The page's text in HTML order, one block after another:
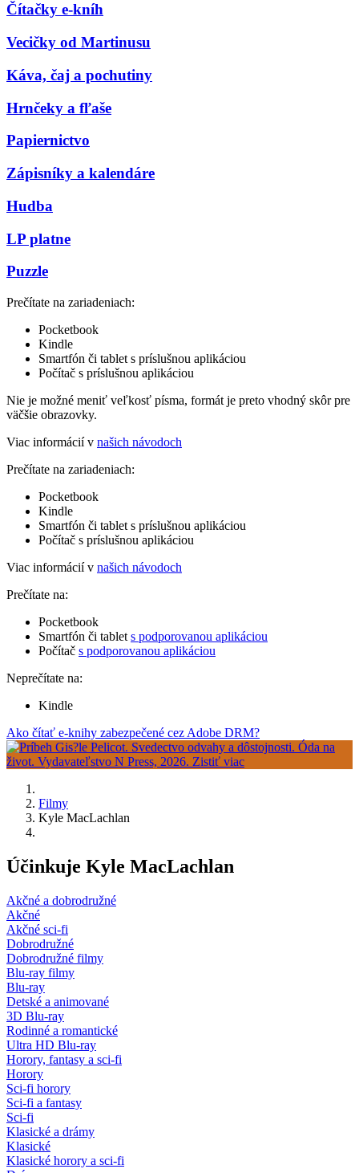
Čítačky e-kníh
Vecičky od Martinusu
Káva, čaj a pochutiny
Hrnčeky a fľaše
Papiernictvo
Zápisníky a kalendáre
Hudba
LP platne
Puzzle
Prečítate na zariadeniach:
Pocketbook
Kindle
Smartfón či tablet s príslušnou aplikáciou
Počítač s príslušnou aplikáciou
Nie je možné meniť veľkosť písma, formát je preto vhodný skôr pre
väčšie obrazovky.
Viac informácií v našich návodoch
Prečítate na zariadeniach:
Pocketbook
Kindle
Smartfón či tablet s príslušnou aplikáciou
Počítač s príslušnou aplikáciou
Viac informácií v našich návodoch
Prečítate na:
Pocketbook
Smartfón či tablet s podporovanou aplikáciou
Počítač s podporovanou aplikáciou
Neprečítate na:
Kindle
Ako čítať e-knihy zabezpečené cez Adobe DRM?
Filmy
Kyle MacLachlan
Účinkuje Kyle MacLachlan
Akčné a dobrodružné
Akčné
Akčné sci-fi
Dobrodružné
Dobrodružné filmy
Blu-ray filmy
Blu-ray
Detské a animované
3D Blu-ray
Rodinné a romantické
Ultra HD Blu-ray
Horory, fantasy a sci-fi
Horory
Sci-fi horory
Sci-fi a fantasy
Sci-fi
Klasické a drámy
Klasické
Klasické horory a sci-fi